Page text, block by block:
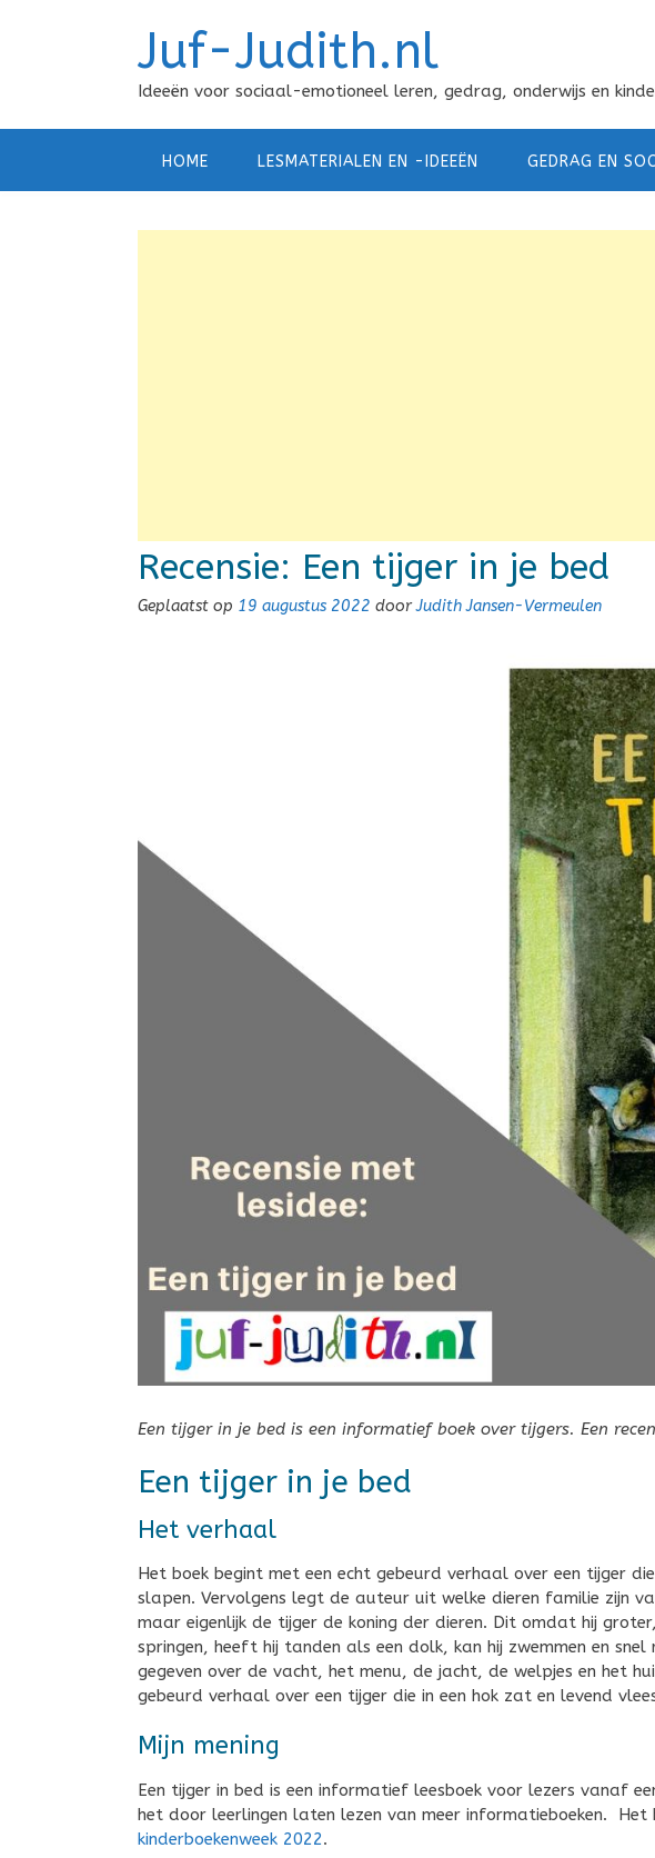
Juf-Judith.nl
Ideeën voor sociaal-emotioneel leren, gedrag, onderwijs en
HOME LESMATERIALEN EN -IDEEËN GEDRAG EN
Recensie: Een tijger in je bed
Geplaatst op 19 augustus 2022 doorJudith Jansen-Vermeulen
Een tijger in je bed is een informatief boek over tijgers. Een
Een tijger in je bed
Het verhaal
Het boek begint met een echt gebeurd verhaal over een tijger
slapen. Vervolgens legt de auteur uit welke dieren familie zijn
maar eigenlijk de tijger de koning der dieren. Dit omdat hij
springen, heeft hij tanden als een dolk, kan hij zwemmen en
gegeven over de vacht, het menu, de jacht, de welpjes en het
gebeurd verhaal over een tijger die in een hok zat en levend
Mijn mening
Een tijger in bed is een informatief leesboek voor lezers vanaf
het door leerlingen laten lezen van meer informatieboeken. Het
kinderboekenweek 2022.